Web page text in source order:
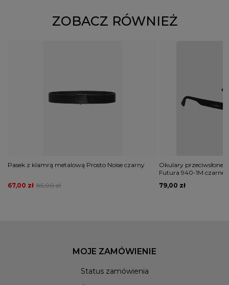
ZOBACZ RÓWNIEŻ
Pasek z klamrą metalową Prosto Noise czarny
85,00 zł
67,00 zł
Okulary
Futura 940-1M czarne
79,00 zł
MOJE ZAMÓWIENIE
Status zamówienia